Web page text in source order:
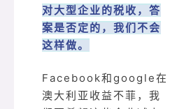
对大型企业的税收，答
案是否定的，我们不会
这样做。
Facebook和google在
澳大利亚收益不菲，我